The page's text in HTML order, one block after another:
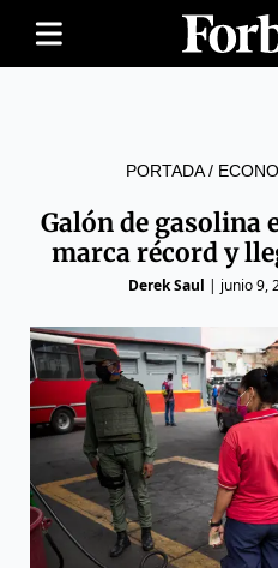
PORTADA/
Galón de gasolina
marca récord y
Derek Saul | junio 9,